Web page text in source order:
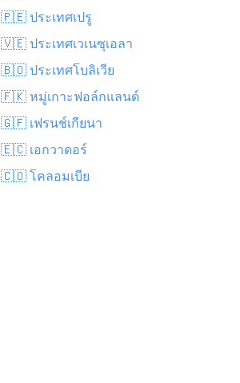
🇵🇪 ประเทศเปรู
🇻🇪 ประเทศเวเนซุเอลา
🇧🇴 ประเทศโบลิเวีย
🇫🇰 หมู่เกาะฟอล์กแลนด์
🇬🇫 เฟรนช์เกียนา
🇪🇨 เอกวาดอร์
🇨🇴 โคลอมเบีย